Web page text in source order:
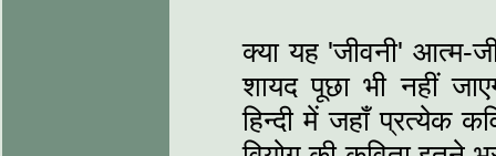
क्या यह 'जीवनी' आत्म-
शायद पूछा भी नहीं
हिन्दी में जहाँ प्रत्येक